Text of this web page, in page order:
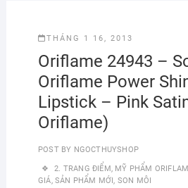
THÁNG 1 16, 2013
Oriflame 24943 –
Oriflame Power
Lipstick – Pink
Oriflame)
POST BY NGOCTHUYSHOP
2. TRANG ĐIỂM, MỸ PHẨM
GIÁ, SẢN PHẨM MỚI, SON MÔI